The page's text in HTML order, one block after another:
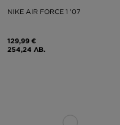
NIKE AIR FORCE 1 '07
129,99 €
254,24 ЛВ.